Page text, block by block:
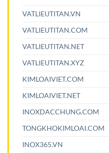
VATLIEUTITAN.VN
VATLIEUTITAN.COM
VATLIEUTITAN.NET
VATLIEUTITAN.XYZ
KIMLOAIVIET.COM
KIMLOAIVIET.NET
INOXDACCHUNG.COM
TONGKHOKIMLOAI.COM
INOX365.VN